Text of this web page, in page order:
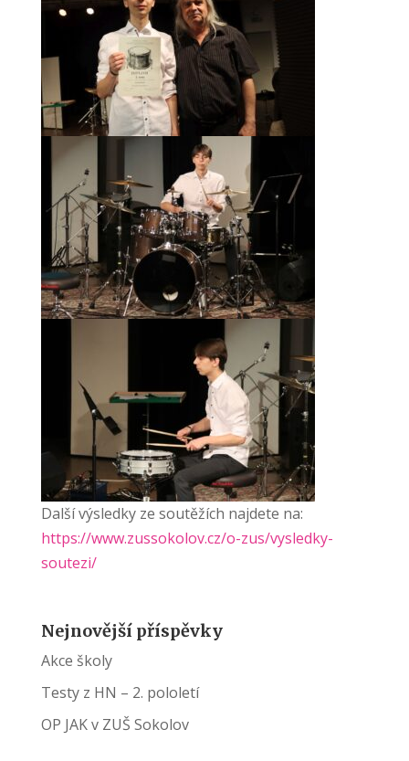
Další výsledky ze soutěžích najdete na:
https://www.zussokolov.cz/o-zus/vysledky-
soutezi/
Nejnovější příspěvky
Akce školy
Testy z HN – 2. pololetí
OP JAK v ZUŠ Sokolov